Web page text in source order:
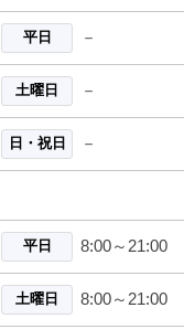
平日 －
土曜日 －
日・祝日 －
平日 8:00～21:00
土曜日 8:00～21:00